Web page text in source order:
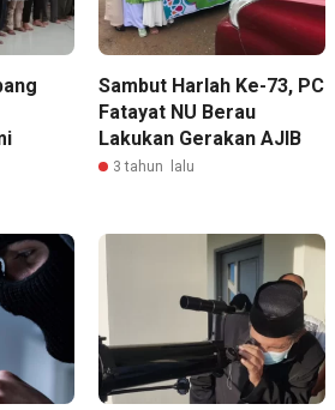
Sambut Harlah Ke-73, PC
Fatayat NU Berau
Lakukan Gerakan AJIB
3 tahun lalu